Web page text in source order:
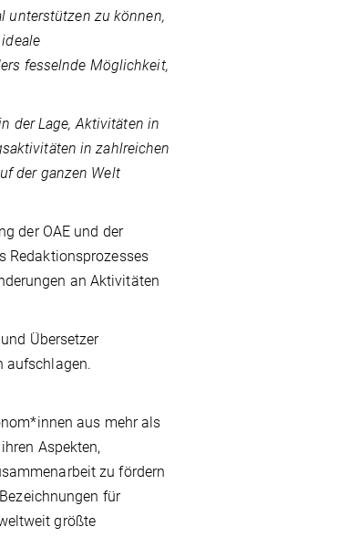
unterstützen zu können,
fesselnde Möglichkeit,
der Lage, Aktivitäten in
in zahlreichen
der ganzen Welt
der OAE und der
Redaktionsprozesses
an Aktivitäten
Übersetzer
aufschlagen.
aus mehr als
Aspekten,
zu fördern
für
größte